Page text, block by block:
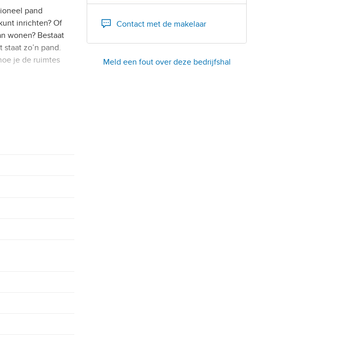
pand
inrichten? Of
wonen? Bestaat
zo’n pand.
je de ruimtes
Contact met de makelaar
Meld een fout over deze bedrijfshal